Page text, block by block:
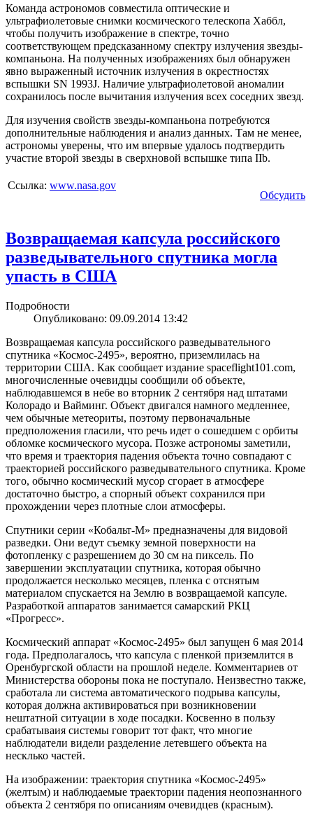
Команда астрономов совместила оптические и
ультрафиолетовые снимки космического телескопа Хаббл,
чтобы получить изображение в спектре, точно
соответствующем предсказанному спектру излучения звезды-
компаньона. На полученных изображениях был обнаружен
явно выраженный источник излучения в окрестностях
вспышки SN 1993J. Наличие ультрафиолетовой аномалии
сохранилось после вычитания излучения всех соседних звезд.
Для изучения свойств звезды-компаньона потребуются
дополнительные наблюдения и анализ данных. Там не менее,
астрономы уверены, что им впервые удалось подтвердить
участие второй звезды в сверхновой вспышке типа IIb.
Ссылка: www.nasa.gov
Обсудить
Возвращаемая капсула российского
разведывательного спутника могла
упасть в США
Подробности
Опубликовано: 09.09.2014 13:42
Возвращаемая капсула российского разведывательного
спутника «Космос-2495», вероятно, приземлилась на
территории США. Как сообщает издание spaceflight101.com,
многочисленные очевидцы сообщили об объекте,
наблюдавшемся в небе во вторник 2 сентября над штатами
Колорадо и Вайминг. Объект двигался намного медленнее,
чем обычные метеориты, поэтому первоначальные
предположения гласили, что речь идет о сошедшем с орбиты
обломке космического мусора. Позже астрономы заметили,
что время и траектория падения объекта точно совпадают с
траекторией российского разведывательного спутника. Кроме
того, обычно космический мусор сгорает в атмосфере
достаточно быстро, а спорный объект сохранился при
прохождении через плотные слои атмосферы.
Спутники серии «Кобальт-М» предназначены для видовой
разведки. Они ведут съемку земной поверхности на
фотопленку с разрешением до 30 см на пиксель. По
завершении эксплуатации спутника, которая обычно
продолжается несколько месяцев, пленка с отснятым
материалом спускается на Землю в возвращаемой капсуле.
Разработкой аппаратов занимается самарский РКЦ
«Прогресс».
Космический аппарат «Космос-2495» был запущен 6 мая 2014
года. Предполагалось, что капсула с пленкой приземлится в
Оренбургской области на прошлой неделе. Комментариев от
Министерства обороны пока не поступало. Неизвестно также,
сработала ли система автоматического подрыва капсулы,
которая должна активироваться при возникновении
нештатной ситуации в ходе посадки. Косвенно в пользу
срабатываия системы говорит тот факт, что многие
наблюдатели видели разделение летевшего объекта на
несклько частей.
На изображении: траектория спутника «Космос-2495»
(желтым) и наблюдаемые траектории падения неопознанного
объекта 2 сентября по описаниям очевидцев (красным).